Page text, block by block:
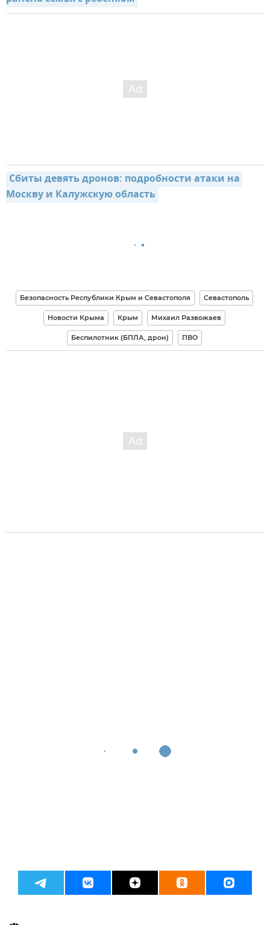
Сбиты девять дронов: подробности атаки на
Москву и Калужскую область
Безопасность Республики Крым и Севастополя Севастополь
Новости Крыма Крым Михаил Развожаев
Беспилотник (БПЛА, дрон) ПВО